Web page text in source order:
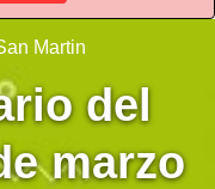
Martin
del
marzo